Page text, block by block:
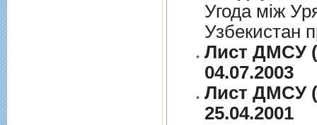
Угода між
Узбекистан
Лист ДМСУ
04.07.2003
Лист ДМСУ
25.04.2001